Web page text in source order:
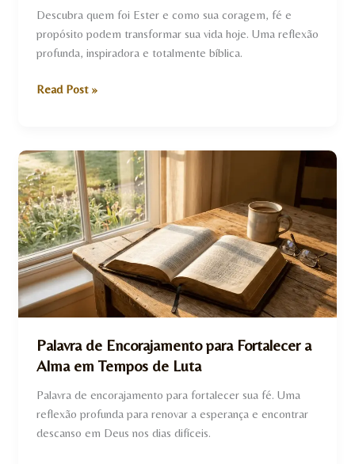
Descubra quem foi Ester e como sua coragem, fé e
propósito podem transformar sua vida hoje. Uma reflexão
profunda, inspiradora e totalmente bíblica.
Crise
Read Post »
Palavra de Encorajamento para Fortalecer a
Alma em Tempos de Luta
Palavra de encorajamento para fortalecer sua fé. Uma
reflexão profunda para renovar a esperança e encontrar
descanso em Deus nos dias difíceis.
Palavra
de
Encorajamento
para
Fortalecer
a
Alma
em
Tempos
Luta